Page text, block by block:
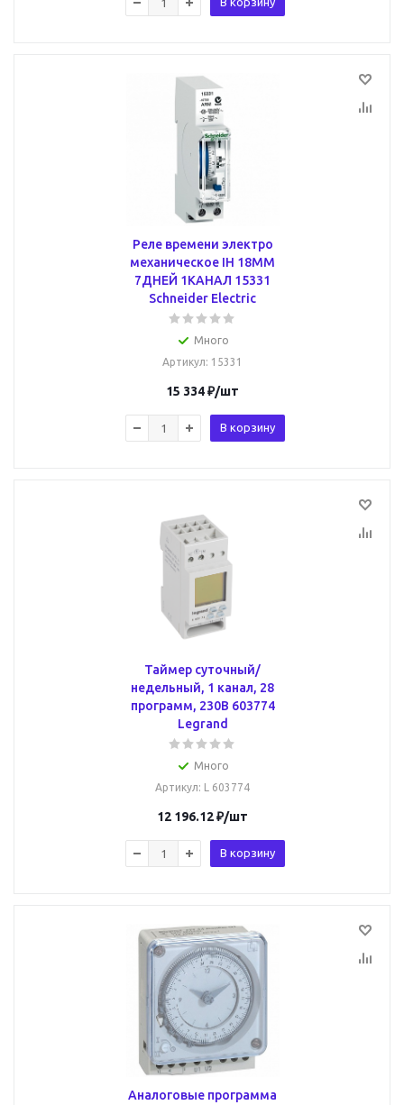
Реле времени электро
механическое IH 18MM
7ДНЕЙ 1КАНАЛ 15331
Schneider Electric
Много
Артикул: 15331
15 334₽/шт
В корзину
Таймер cуточный/
недельный, 1 канал, 28
программ, 230В 603774
Legrand
Много
Артикул: L 603774
12 196.12₽/шт
В корзину
Аналоговые программа